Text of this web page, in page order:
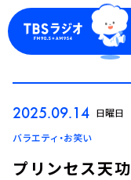
ログイン
2025.09.14 日曜日
バラエティ・お笑い
プリンセス天